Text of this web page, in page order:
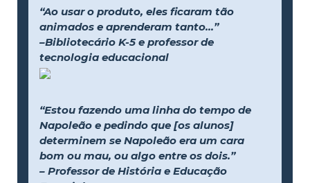
“Ao usar o produto, eles ficaram tão
animados e aprenderam tanto...”
–Bibliotecário K-5 e professor de
tecnologia educacional
“Estou fazendo uma linha do tempo de
Napoleão e pedindo que [os alunos]
determinem se Napoleão era um cara
bom ou mau, ou algo entre os dois.”
– Professor de História e Educação